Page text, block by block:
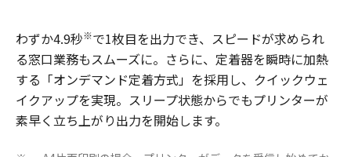
わずか4.9秒※で1枚目を出力でき、スピードが求められ
る窓口業務もスムーズに。さらに、定着器を瞬時に加熱
する「オンデマンド定着方式」を採用し、クイックウェ
イクアップを実現。スリープ状態からでもプリンターが
素早く立ち上がり出力を開始します。